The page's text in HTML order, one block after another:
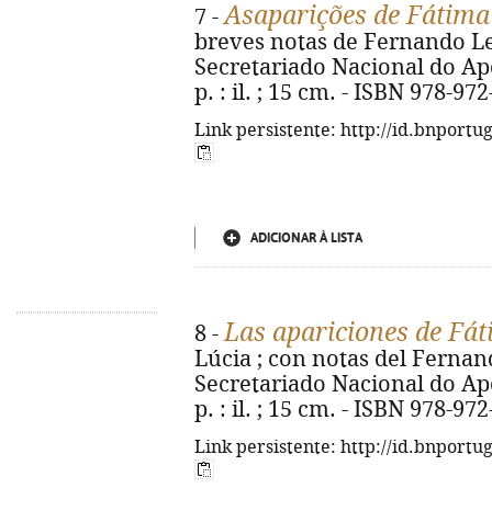
7 -Asaparições de Fátima
breves notas de Fernando
Secretariado Nacional do
p. : il. ; 15 cm. - ISBN 978-
Link persistente: http://
ADICIONAR À LISTA
8 -Las apariciones de
Lúcia ; con notas del
Secretariado Nacional do
p. : il. ; 15 cm. - ISBN 978-
Link persistente: http://